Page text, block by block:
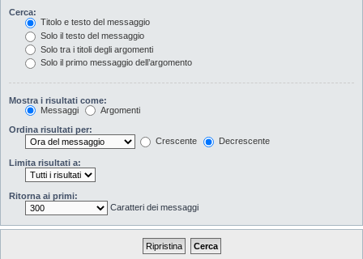
Cerca:
Titolo e testo del messaggio
Solo il testo del messaggio
Solo tra i titoli degli argomenti
Solo il primo messaggio dell’argomento
Mostra i risultati come:
Messaggi
Argomenti
Ordina risultati per:
Crescente
Decrescente
Limita risultati a:
Ritorna ai primi:
Caratteri dei messaggi